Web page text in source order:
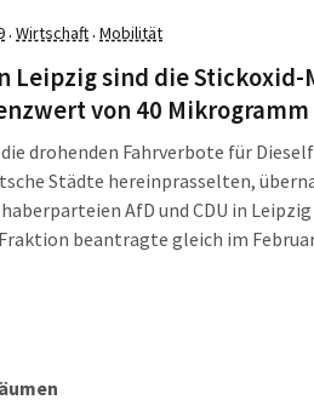
sind die Schadstoffwerte aber
Hallenser Forscher zu einem
· Wirtschaft· Mobilität
Leipzig sind die
von 40
die drohenden Fahrverbote für
Städte hereinprasselten,
AfD und CDU in
beantragte gleich im
der CDU-Fraktion.